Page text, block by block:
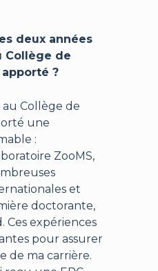
deux années
Collège de
?
au Collège de
une
:
ZooMS,
et
doctorante,
Ces expériences
pour assurer
de ma carrière.